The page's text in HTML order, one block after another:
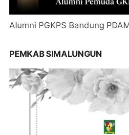
Alumni PGKPS Bandung
PEMKAB SIMALUNGUN